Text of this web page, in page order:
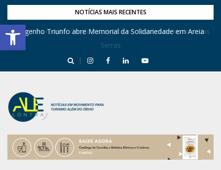
Barra de Ferramentas Aberta
NOTÍCIAS MAIS RECENTES
Dona Inês recebe Geraldo Azevedo no Festival de Inverno das
Serras
Engenho Triunfo abre Memorial da Solidariedade em Areia